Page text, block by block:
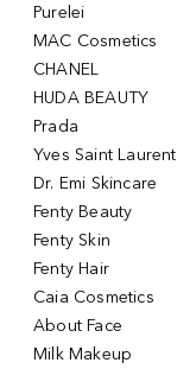
Purelei
MAC Cosmetics
CHANEL
HUDA BEAUTY
Prada
Yves Saint Laurent
Dr. Emi Skincare
Fenty Beauty
Fenty Skin
Fenty Hair
Caia Cosmetics
About Face
Milk Makeup